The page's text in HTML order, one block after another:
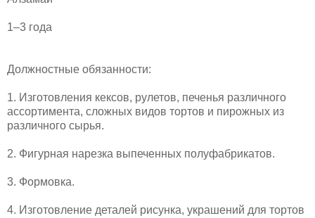
1–3 года
Должностные обязанности:
1. Изготовления кексов, рулетов, печенья различного
ассортимента, сложных видов тортов и пирожных из
различного сырья.
2. Фигурная нарезка выпеченных полуфабрикатов.
3. Формовка.
4. Изготовление деталей рисунка, украшений для тортов